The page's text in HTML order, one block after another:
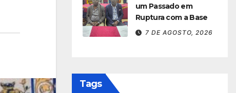
um Passado em
Ruptura com a Base
7 DE AGOSTO, 2026
Tags